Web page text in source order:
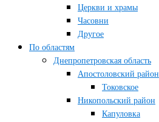
Церкви и храмы
Часовни
Другое
По областям
Днепропетровская область
Апостоловский район
Токовское
Никопольский район
Капуловка